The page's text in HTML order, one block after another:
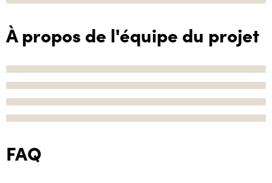
À propos de l'équipe du projet
FAQ